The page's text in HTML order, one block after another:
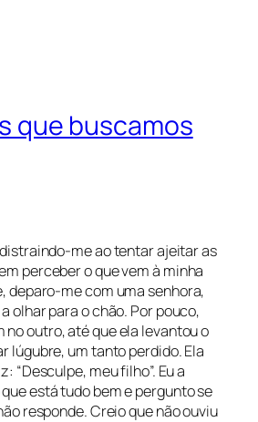
que buscamos
me ao tentar ajeitar as
perceber o que vem à minha
deparo-me com uma senhora,
olhar para o chão. Por pouco,
no outro, até que ela levantou o
lúgubre, um tanto perdido. Ela
“Desculpe, meu filho”. Eu a
está tudo bem e pergunto se
responde. Creio que não ouviu